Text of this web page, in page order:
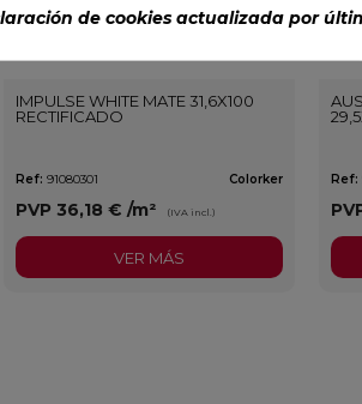
IMPULSE WHITE MATE 31,6X100
RECTIFICADO
Ref: 91080301 Colorker
PVP 36,18 € /m² (IVA incl.)
VER MÁS
Ref:
de cookies actualizada por